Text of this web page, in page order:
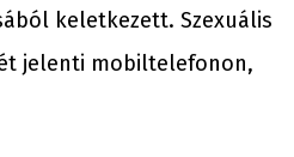
keletkezett. Szexuális
jelenti mobiltelefonon,